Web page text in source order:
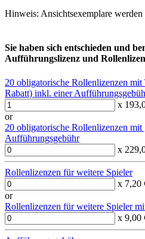
Hinweis: Ansichtsexemplare
Sie haben sich entschieden und
Aufführungslizenz und
20 obligatorische Rollenlizenzen
Rabatt) inkl. einer
x
or
20 obligatorische Rollenlizenzen
Aufführungsgebühr
x
Rollenlizenzen für weitere Spieler
x 7,20
or
Rollenlizenzen für weitere Spieler
x 9,00